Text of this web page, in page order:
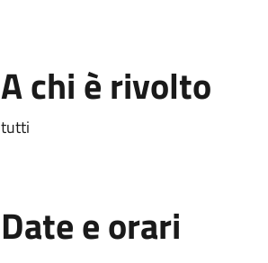
A chi è rivolto
tutti
Date e orari